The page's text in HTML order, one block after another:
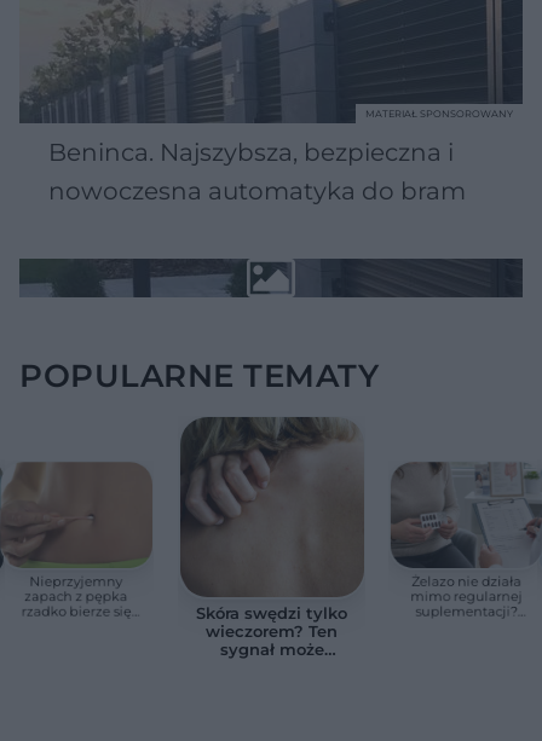
Beninca. Najszybsza, bezpieczna i
nowoczesna automatyka do bram
MATERIAŁ SPONSOROWANY
POPULARNE TEMATY
Nieprzyjemny
zapach z pępka
rzadko bierze się
Skóra swędzi tylko
wieczorem? Ten
sygnał może
Żelazo nie działa
mimo regularnej
suplementacji?